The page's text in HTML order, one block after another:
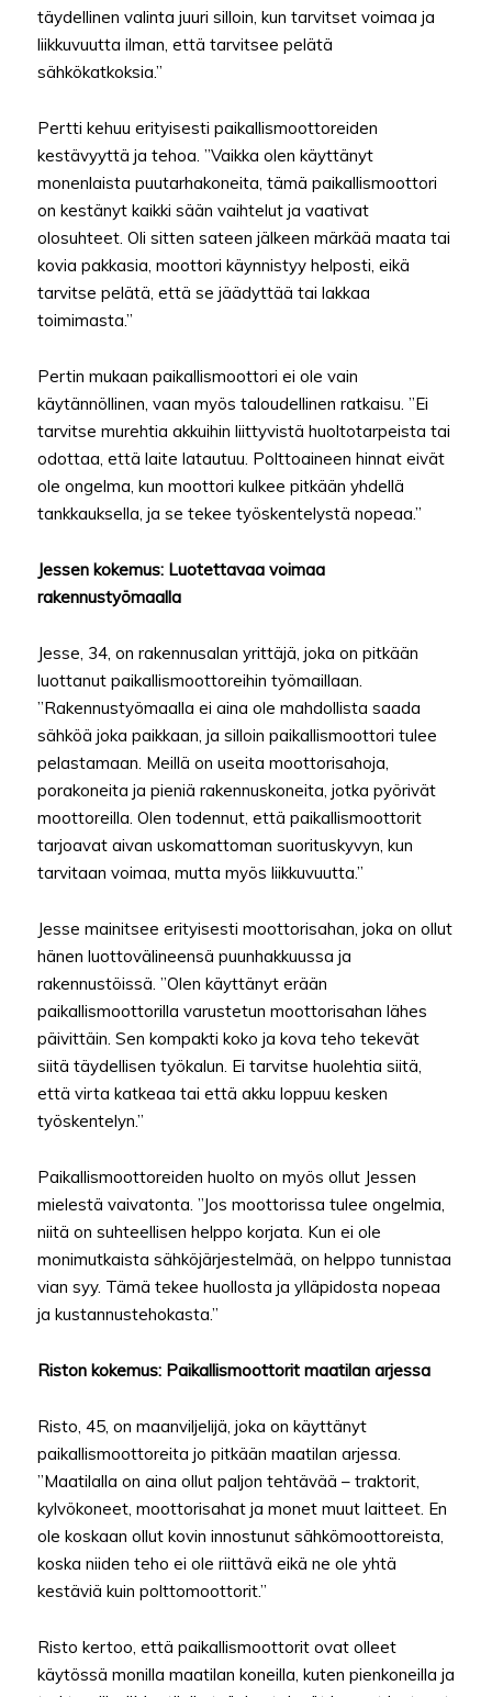
täydellinen valinta juuri silloin, kun tarvitset voimaa ja
liikkuvuutta ilman, että tarvitsee pelätä
sähkökatkoksia.”
Pertti kehuu erityisesti paikallismoottoreiden
kestävyyttä ja tehoa. ”Vaikka olen käyttänyt
monenlaista puutarhakoneita, tämä paikallismoottori
on kestänyt kaikki sään vaihtelut ja vaativat
olosuhteet. Oli sitten sateen jälkeen märkää maata tai
kovia pakkasia, moottori käynnistyy helposti, eikä
tarvitse pelätä, että se jäädyttää tai lakkaa
toimimasta.”
Pertin mukaan paikallismoottori ei ole vain
käytännöllinen, vaan myös taloudellinen ratkaisu. ”Ei
tarvitse murehtia akkuihin liittyvistä huoltotarpeista tai
odottaa, että laite latautuu. Polttoaineen hinnat eivät
ole ongelma, kun moottori kulkee pitkään yhdellä
tankkauksella, ja se tekee työskentelystä nopeaa.”
Jessen kokemus: Luotettavaa voimaa
rakennustyömaalla
Jesse, 34, on rakennusalan yrittäjä, joka on pitkään
luottanut paikallismoottoreihin työmaillaan.
”Rakennustyömaalla ei aina ole mahdollista saada
sähköä joka paikkaan, ja silloin paikallismoottori tulee
pelastamaan. Meillä on useita moottorisahoja,
porakoneita ja pieniä rakennuskoneita, jotka pyörivät
moottoreilla. Olen todennut, että paikallismoottorit
tarjoavat aivan uskomattoman suorituskyvyn, kun
tarvitaan voimaa, mutta myös liikkuvuutta.”
Jesse mainitsee erityisesti moottorisahan, joka on ollut
hänen luottovälineensä puunhakkuussa ja
rakennustöissä. ”Olen käyttänyt erään
paikallismoottorilla varustetun moottorisahan lähes
päivittäin. Sen kompakti koko ja kova teho tekevät
siitä täydellisen työkalun. Ei tarvitse huolehtia siitä,
että virta katkeaa tai että akku loppuu kesken
työskentelyn.”
Paikallismoottoreiden huolto on myös ollut Jessen
mielestä vaivatonta. ”Jos moottorissa tulee ongelmia,
niitä on suhteellisen helppo korjata. Kun ei ole
monimutkaista sähköjärjestelmää, on helppo tunnistaa
vian syy. Tämä tekee huollosta ja ylläpidosta nopeaa
ja kustannustehokasta.”
Riston kokemus: Paikallismoottorit maatilan arjessa
Risto, 45, on maanviljelijä, joka on käyttänyt
paikallismoottoreita jo pitkään maatilan arjessa.
”Maatilalla on aina ollut paljon tehtävää – traktorit,
kylvökoneet, moottorisahat ja monet muut laitteet. En
ole koskaan ollut kovin innostunut sähkömoottoreista,
koska niiden teho ei ole riittävä eikä ne ole yhtä
kestäviä kuin polttomoottorit.”
Risto kertoo, että paikallismoottorit ovat olleet
käytössä monilla maatilan koneilla, kuten pienkoneilla ja